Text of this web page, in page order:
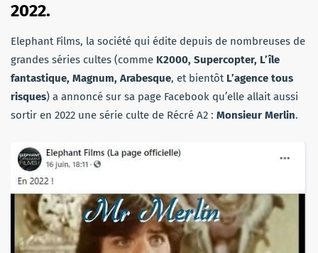
2022.
Elephant Films, la société qui édite depuis de nombreuses de
grandes séries cultes (comme K2000, Supercopter, L’île
fantastique, Magnum, Arabesque, et bientôt L’agence tous
risques) a annoncé sur sa page Facebook qu’elle allait aussi
sortir en 2022 une série culte de Récré A2 : Monsieur Merlin.